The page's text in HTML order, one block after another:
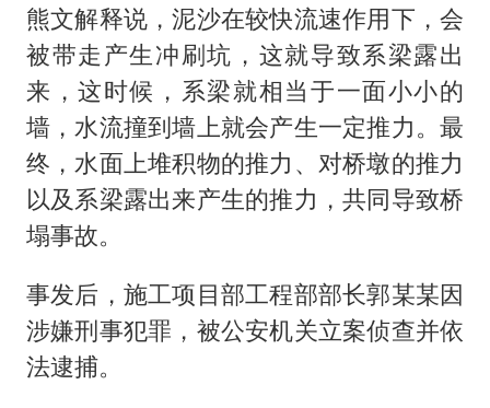
熊文解释说，泥沙在较快流速作用下，会
被带走产生冲刷坑，这就导致系梁露出
来，这时候，系梁就相当于一面小小的
墙，水流撞到墙上就会产生一定推力。最
终，水面上堆积物的推力、对桥墩的推力
以及系梁露出来产生的推力，共同导致桥
塌事故。
事发后，施工项目部工程部部长郭某某因
涉嫌刑事犯罪，被公安机关立案侦查并依
法逮捕。